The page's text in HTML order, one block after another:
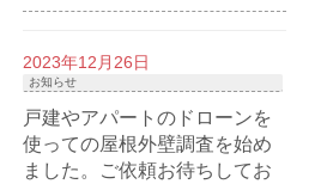
2023年12月26日
お知らせ
戸建やアパートのドローンを
使っての屋根外壁調査を始め
ました。ご依頼お待ちしてお